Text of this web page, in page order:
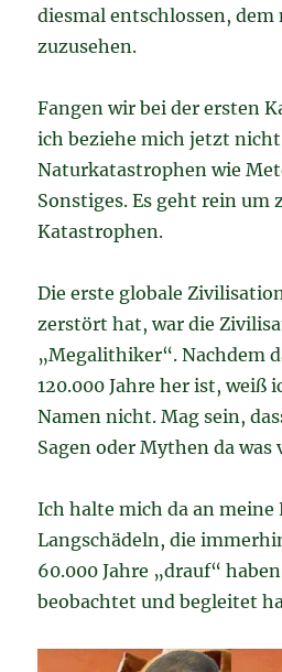
diesmal entschlossen,
zuzusehen.
Fangen wir bei der ersten
ich beziehe mich jetzt
Naturkatastrophen wie
Sonstiges. Es geht rein um
Katastrophen.
Die erste globale
zerstört hat, war die
„Megalithiker“. Nachdem
120.000 Jahre her ist, weiß
Namen nicht. Mag sein,
Sagen oder Mythen da
Ich halte mich da an
Langschädeln, die
60.000 Jahre „drauf“
beobachtet und begleitet